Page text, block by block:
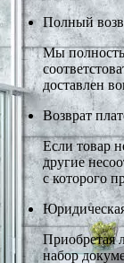
Полный
Мы
доставлен
Возврат
Если товар
другие
с которого
Приобретая
набор